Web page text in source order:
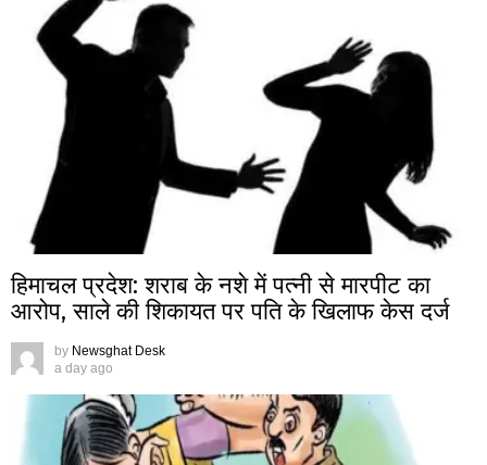
हिमाचल प्रदेश: शराब के नशे में पत्नी से मारपीट का
आरोप, साले की शिकायत पर पति के खिलाफ केस दर्ज
by Newsghat Desk
a day ago